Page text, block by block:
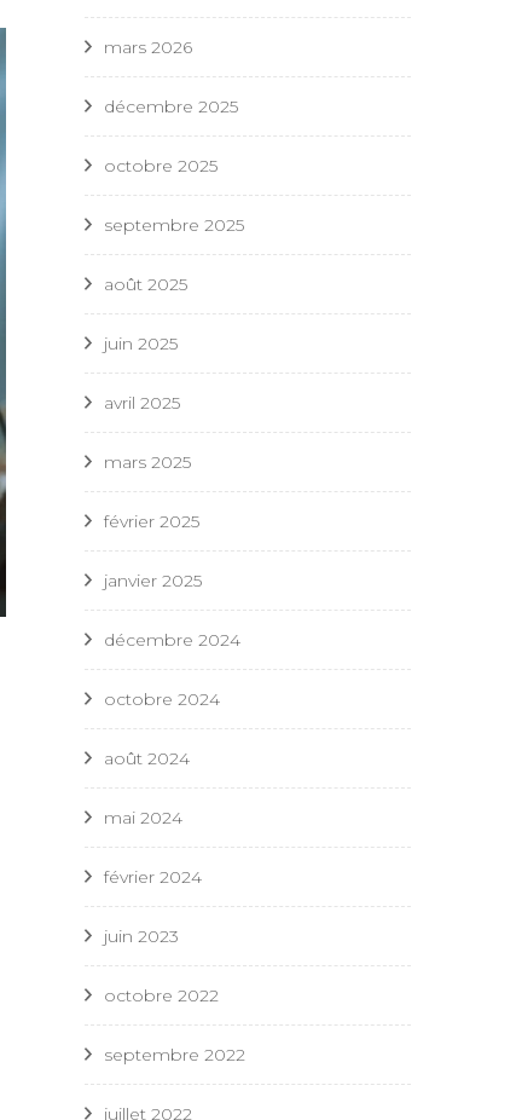
mars 2026
décembre 2025
octobre 2025
septembre 2025
août 2025
juin 2025
avril 2025
mars 2025
février 2025
janvier 2025
décembre 2024
octobre 2024
août 2024
mai 2024
février 2024
juin 2023
octobre 2022
septembre 2022
juillet 2022